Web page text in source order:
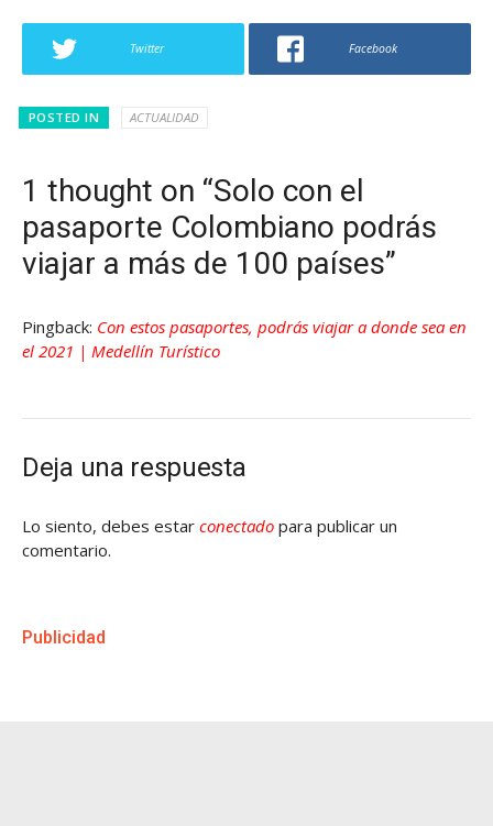
Twitter Facebook
POSTED IN ACTUALIDAD
1 thought on “Solo con el
pasaporte Colombiano podrás
viajar a más de 100 países”
Pingback: Con estos pasaportes, podrás viajar a donde sea en
el 2021 | Medellín Turístico
Deja una respuesta
Lo siento, debes estar conectado para publicar un
comentario.
Publicidad